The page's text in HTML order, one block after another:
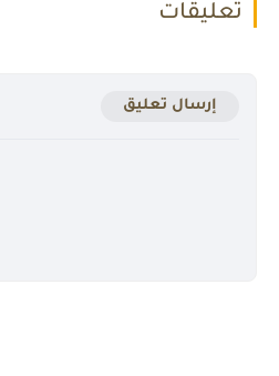
تعليقات
إرسال تعليق